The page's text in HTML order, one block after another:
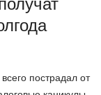
пострадал от